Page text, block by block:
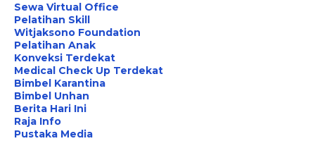
Sewa Virtual Office
Pelatihan Skill
Witjaksono Foundation
Pelatihan Anak
Konveksi Terdekat
Medical Check Up Terdekat
Bimbel Karantina
Bimbel Unhan
Berita Hari Ini
Raja Info
Pustaka Media